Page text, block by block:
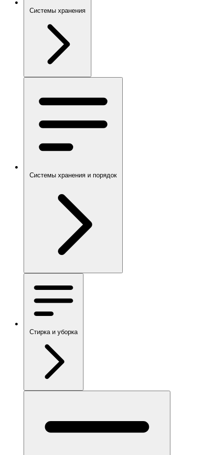
Системы хранения
Системы хранения и порядок
Стирка и уборка